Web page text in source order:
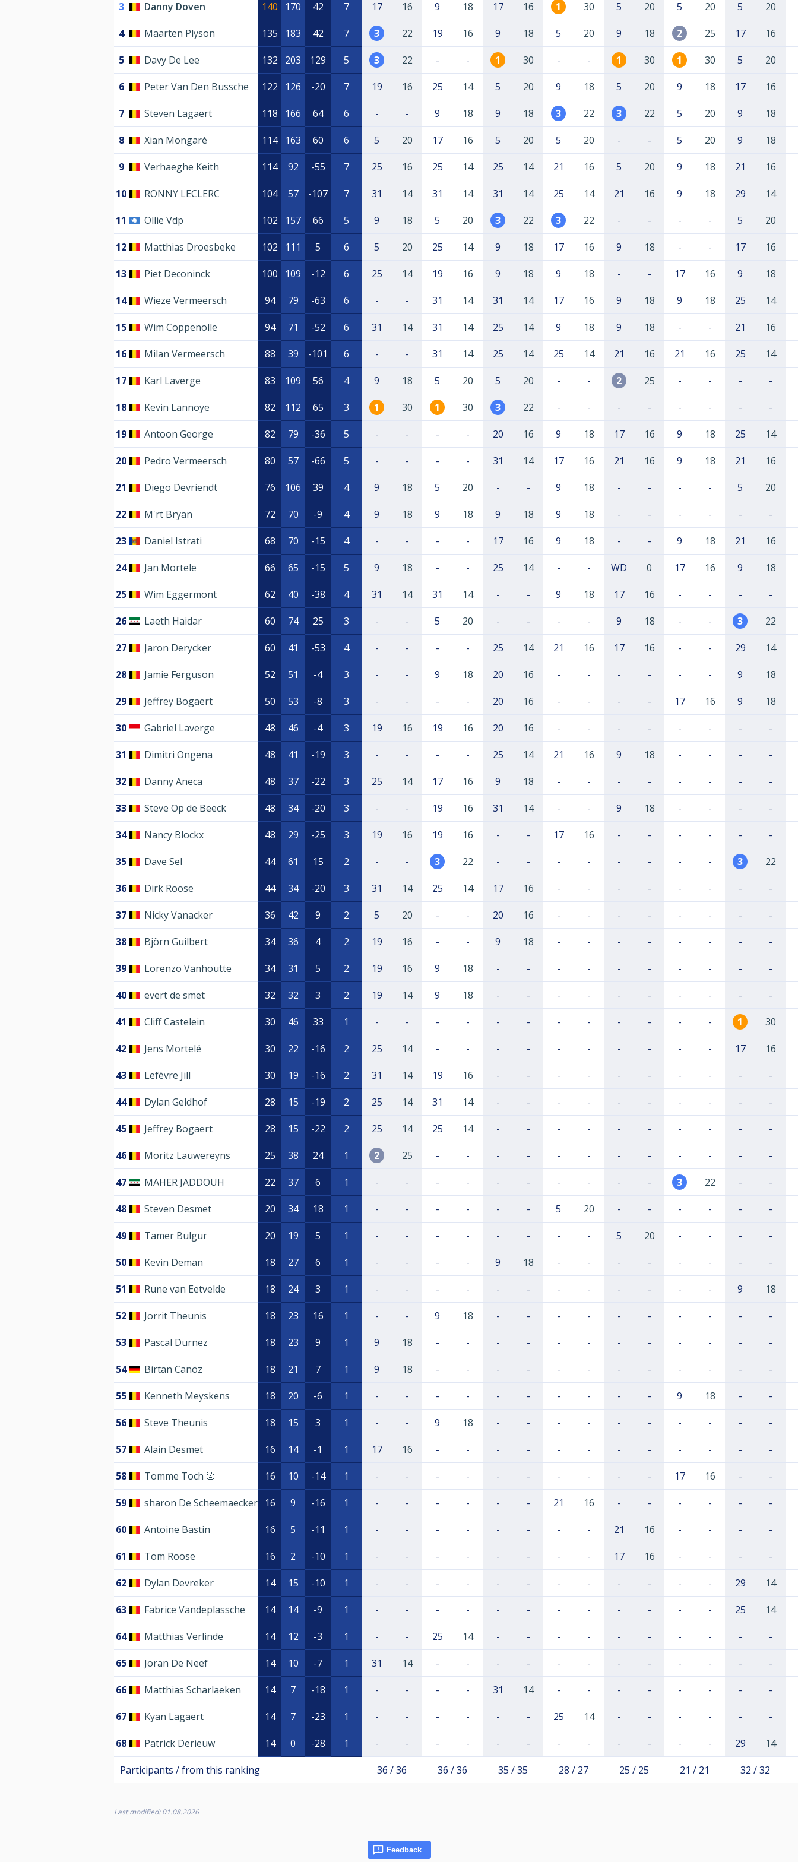
3 Danny Doven 140 170 42 7 17 16 9 18 17 16 1 30 5 20 5 20 5 20
4 Maarten Plyson 135 183 42 7 3 22 19 16 9 18 5 20 9 18 2 25 17 16
5 Davy De Lee 132 203 129 5 3 22 - - 1 30 - - 1 30 1 30 5 20
6 Peter Van Den Bussche 122 126 -20 7 19 16 25 14 5 20 9 18 5 20 9 18 17 16
7 Steven Lagaert 118 166 64 6 - - 9 18 9 18 3 22 3 22 5 20 9 18
8 Xian Mongaré 114 163 60 6 5 20 17 16 5 20 5 20 - - 5 20 9 18
9 Verhaeghe Keith 114 92 -55 7 25 16 25 14 25 14 21 16 5 20 9 18 21 16
10 RONNY LECLERC 104 57 -107 7 31 14 31 14 31 14 25 14 21 16 9 18 29 14
11 Ollie Vdp 102 157 66 5 9 18 5 20 3 22 3 22 - - - - 5 20
12 Matthias Droesbeke 102 111 5 6 5 20 25 14 9 18 17 16 9 18 - - 17 16
13 Piet Deconinck 100 109 -12 6 25 14 19 16 9 18 9 18 - - 17 16 9 18
14 Wieze Vermeersch 94 79 -63 6 - - 31 14 31 14 17 16 9 18 9 18 25 14
15 Wim Coppenolle 94 71 -52 6 31 14 31 14 25 14 9 18 9 18 - - 21 16
16 Milan Vermeersch 88 39 -101 6 - - 31 14 25 14 25 14 21 16 21 16 25 14
17 Karl Laverge 83 109 56 4 9 18 5 20 5 20 - - 2 25 - - - -
18 Kevin Lannoye 82 112 65 3 1 30 1 30 3 22 - - - - - - - -
19 Antoon George 82 79 -36 5 - - - - 20 16 9 18 17 16 9 18 25 14
20 Pedro Vermeersch 80 57 -66 5 - - - - 31 14 17 16 21 16 9 18 21 16
21 Diego Devriendt 76 106 39 4 9 18 5 20 - - 9 18 - - - - 5 20
22 M'rt Bryan 72 70 -9 4 9 18 9 18 9 18 9 18 - - - - - -
23 Daniel Istrati 68 70 -15 4 - - - - 17 16 9 18 - - 9 18 21 16
24 Jan Mortele 66 65 -15 5 9 18 - - 25 14 - - WD 0 17 16 9 18
25 Wim Eggermont 62 40 -38 4 31 14 31 14 - - 9 18 17 16 - - - -
26 Laeth Haidar 60 74 25 3 - - 5 20 - - - - 9 18 - - 3 22
27 Jaron Derycker 60 41 -53 4 - - - - 25 14 21 16 17 16 - - 29 14
28 Jamie Ferguson 52 51 -4 3 - - 9 18 20 16 - - - - - - 9 18
29 Jeffrey Bogaert 50 53 -8 3 - - - - 20 16 - - - - 17 16 9 18
30 Gabriel Laverge 48 46 -4 3 19 16 19 16 20 16 - - - - - - - -
31 Dimitri Ongena 48 41 -19 3 - - - - 25 14 21 16 9 18 - - - -
32 Danny Aneca 48 37 -22 3 25 14 17 16 9 18 - - - - - - - -
33 Steve Op de Beeck 48 34 -20 3 - - 19 16 31 14 - - 9 18 - - - -
34 Nancy Blockx 48 29 -25 3 19 16 19 16 - - 17 16 - - - - - -
35 Dave Sel 44 61 15 2 - - 3 22 - - - - - - - - 3 22
36 Dirk Roose 44 34 -20 3 31 14 25 14 17 16 - - - - - - - -
37 Nicky Vanacker 36 42 9 2 5 20 - - 20 16 - - - - - - - -
38 Björn Guilbert 34 36 4 2 19 16 - - 9 18 - - - - - - - -
39 Lorenzo Vanhoutte 34 31 5 2 19 16 9 18 - - - - - - - - - -
40 evert de smet 32 32 3 2 19 14 9 18 - - - - - - - - - -
41 Cliff Castelein 30 46 33 1 - - - - - - - - - - - - 1 30
42 Jens Mortelé 30 22 -16 2 25 14 - - - - - - - - - - 17 16
43 Lefèvre Jill 30 19 -16 2 31 14 19 16 - - - - - - - - - -
44 Dylan Geldhof 28 15 -19 2 25 14 31 14 - - - - - - - - - -
45 Jeffrey Bogaert 28 15 -22 2 25 14 25 14 - - - - - - - - - -
46 Moritz Lauwereyns 25 38 24 1 2 25 - - - - - - - - - - - -
47 MAHER JADDOUH 22 37 6 1 - - - - - - - - - - 3 22 - -
48 Steven Desmet 20 34 18 1 - - - - - - 5 20 - - - - - -
49 Tamer Bulgur 20 19 5 1 - - - - - - - - 5 20 - - - -
50 Kevin Deman 18 27 6 1 - - - - 9 18 - - - - - - - -
51 Rune van Eetvelde 18 24 3 1 - - - - - - - - - - - - 9 18
52 Jorrit Theunis 18 23 16 1 - - 9 18 - - - - - - - - - -
53 Pascal Durnez 18 23 9 1 9 18 - - - - - - - - - - - -
54 Birtan Canöz 18 21 7 1 9 18 - - - - - - - - - - - -
55 Kenneth Meyskens 18 20 -6 1 - - - - - - - - - - 9 18 - -
56 Steve Theunis 18 15 3 1 - - 9 18 - - - - - - - - - -
57 Alain Desmet 16 14 -1 1 17 16 - - - - - - - - - - - -
58 Tomme Toch 💩 16 10 -14 1 - - - - - - - - - - 17 16 - -
59 sharon De Scheemaecker 16 9 -16 1 - - - - - - 21 16 - - - - - -
60 Antoine Bastin 16 5 -11 1 - - - - - - - - 21 16 - - - -
61 Tom Roose 16 2 -10 1 - - - - - - - - 17 16 - - - -
62 Dylan Devreker 14 15 -10 1 - - - - - - - - - - - - 29 14
63 Fabrice Vandeplassche 14 14 -9 1 - - - - - - - - - - - - 25 14
64 Matthias Verlinde 14 12 -3 1 - - 25 14 - - - - - - - - - -
65 Joran De Neef 14 10 -7 1 31 14 - - - - - - - - - - - -
66 Matthias Scharlaeken 14 7 -18 1 - - - - 31 14 - - - - - - - -
67 Kyan Lagaert 14 7 -23 1 - - - - - - 25 14 - - - - - -
68 Patrick Derieuw 14 0 -28 1 - - - - - - - - - - - - 29 14
Participants / from this ranking 36 / 36 36 / 36 35 / 35 28 / 27 25 / 25 21 / 21 32 / 32
Last modified: 01.08.2026
Feedback